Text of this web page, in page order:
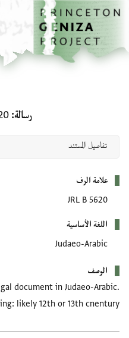
تخطي إلى المحتوى الرئيسي
الصفحة الرئيسية
رسالة
علامة الرف
JRL B 5620
اللغة الأساسية
Judaeo-Arabic
الوصف
document in Judaeo-Arabic.
likely 12th or 13th cnentury.